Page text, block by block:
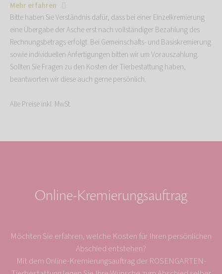
Mehr erfahren
Bitte haben Sie Verständnis dafür, dass bei einer Einzelkremierung
eine Übergabe der Asche erst nach vollständiger Bezahlung des
Rechnungsbetrags erfolgt. Bei Gemeinschafts- und Basiskremierung
sowie individuellen Anfertigungen bitten wir um Vorauszahlung.
Sollten Sie Fragen zu den Kosten der Tierbestattung haben,
beantworten wir diese auch gerne persönlich.
Alle Preise inkl. MwSt.
Online-Kremierungsauftrag
Möchten Sie erfahren, welche Kosten für Ihren persönlichen
Abschied entstehen?
Mit dem Online-Kremierungsauftrag der ROSENGARTEN-